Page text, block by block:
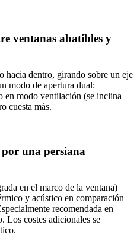
ventanas abatibles y
hacia dentro, girando sobre un eje
modo de apertura dual:
en modo ventilación (se inclina
cuesta más.
una persiana
en el marco de la ventana)
y acústico en comparación
recomendada en
Los costes adicionales se